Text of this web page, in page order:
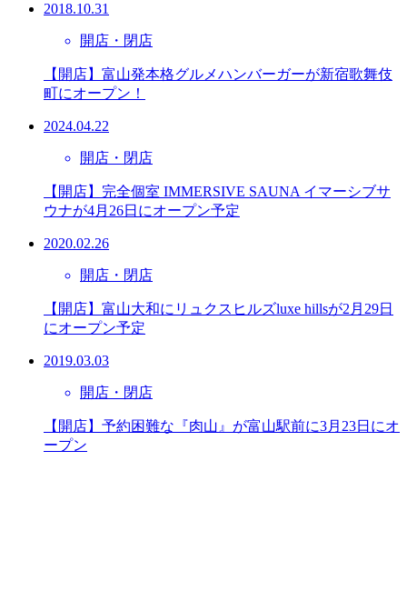
2018.10.31
開店・閉店
【開店】富山発本格グルメハンバーガーが新宿歌舞伎
町にオープン！
2024.04.22
開店・閉店
【開店】完全個室 IMMERSIVE SAUNA イマーシブサ
ウナが4月26日にオープン予定
2020.02.26
開店・閉店
【開店】富山大和にリュクスヒルズluxe hillsが2月29日
にオープン予定
2019.03.03
開店・閉店
【開店】予約困難な『肉山』が富山駅前に3月23日にオ
ープン